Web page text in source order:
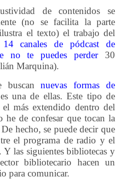
de contenidos se
(no se facilita la parte
el texto) el trabajo del
14 canales de pódcast de
no te puedes perder
30
Marquina).
buscannuevas formas de
una de ellas. Este tipo de
más extendido dentro del
de confesar que tocan la
hecho, se puede decir que
el programa de radio y el
las siguientes bibliotecas y
bibliotecario hacen un
para comunicar.